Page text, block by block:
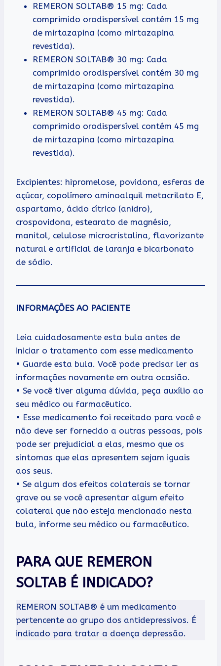
REMERON SOLTAB® 15 mg: Cada
comprimido orodispersível contém 15 mg
de mirtazapina (como mirtazapina
revestida).
REMERON SOLTAB® 30 mg: Cada
comprimido orodispersível contém 30 mg
de mirtazapina (como mirtazapina
revestida).
REMERON SOLTAB® 45 mg: Cada
comprimido orodispersível contém 45 mg
de mirtazapina (como mirtazapina
revestida).
Excipientes: hipromelose, povidona, esferas de
açúcar, copolímero aminoalquil metacrilato E,
aspartamo, ácido cítrico (anidro),
crospovidona, estearato de magnésio,
manitol, celulose microcristalina, flavorizante
natural e artificial de laranja e bicarbonato
de sódio.
INFORMAÇÕES AO PACIENTE
Leia cuidadosamente esta bula antes de
iniciar o tratamento com esse medicamento
• Guarde esta bula. Você pode precisar ler as
informações novamente em outra ocasião.
• Se você tiver alguma dúvida, peça auxílio ao
seu médico ou farmacêutico.
• Esse medicamento foi receitado para você e
não deve ser fornecido a outras pessoas, pois
pode ser prejudicial a elas, mesmo que os
sintomas que elas apresentem sejam iguais
aos seus.
• Se algum dos efeitos colaterais se tornar
grave ou se você apresentar algum efeito
colateral que não esteja mencionado nesta
bula, informe seu médico ou farmacêutico.
PARA QUE REMERON
SOLTAB É INDICADO?
REMERON SOLTAB® é um medicamento
pertencente ao grupo dos antidepressivos. É
indicado para tratar a doença depressão.